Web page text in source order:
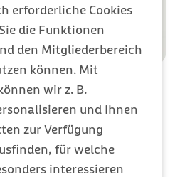
erforderliche Cookies
die Funktionen
den Mitgliederbereich
können. Mit
wir z. B.
und Ihnen
zur Verfügung
für welche
interessieren
bei der
dich um deine